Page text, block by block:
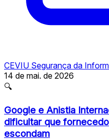
CEVIU Segurança da
14 de mai. de 2026
🔍
Google e Anistia
dificultar que
escondam